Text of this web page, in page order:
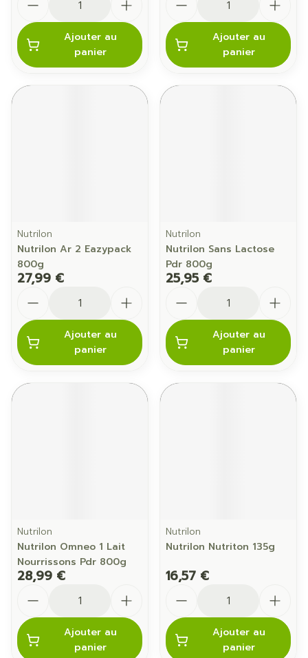
Ajouter au
panier
Ajouter au
panier
Nutrilon
Nutrilon Ar 2 Eazypack
800g
27,99 €
Ajouter au
panier
Nutrilon
Nutrilon Sans Lactose
Pdr 800g
25,95 €
Ajouter au
panier
Nutrilon
Nutrilon Omneo 1 Lait
Nourrissons Pdr 800g
28,99 €
Ajouter au
panier
Nutrilon
Nutrilon Nutriton 135g
16,57 €
Ajouter au
panier